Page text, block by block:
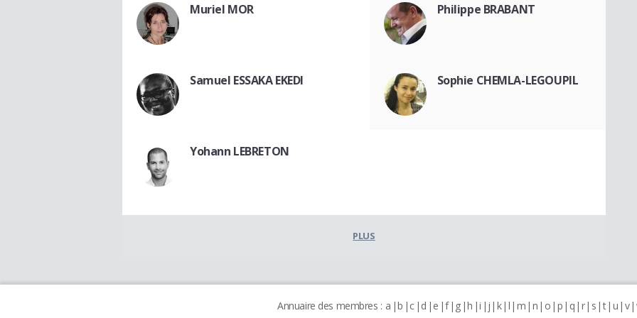
Muriel MOR Philippe BRABANT
Samuel ESSAKA EKEDI Sophie CHEMLA-LEGOUPIL
Yohann LEBRETON
PLUS
Annuaire des membres : a b c d e f g h i j k l m n o p q r s t u v